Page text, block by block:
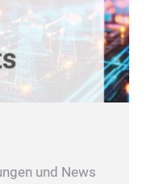
und News